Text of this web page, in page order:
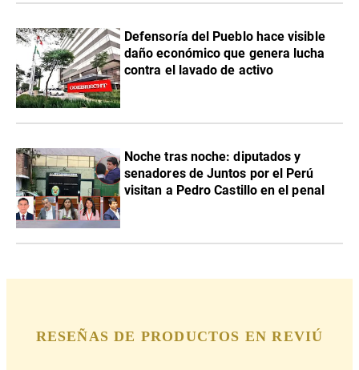
Defensoría del Pueblo hace visible
daño económico que genera lucha
contra el lavado de activo
Noche tras noche: diputados y
senadores de Juntos por el Perú
visitan a Pedro Castillo en el penal